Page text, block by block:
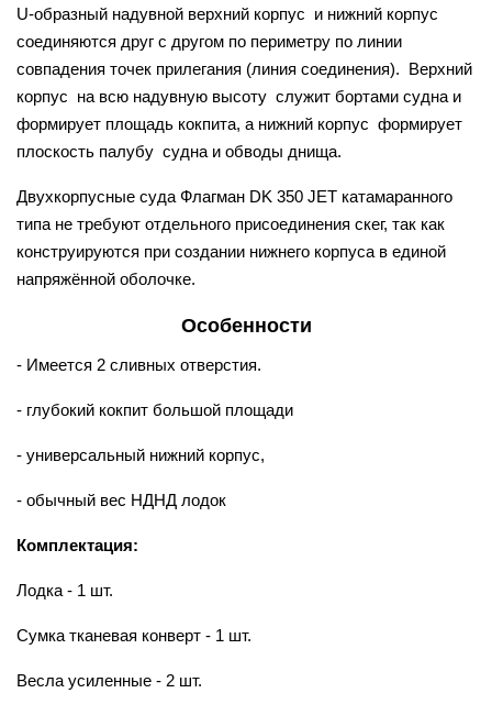
U-образный надувной верхний корпус и нижний корпус
соединяются друг с другом по периметру по линии
совпадения точек прилегания (линия соединения). Верхний
корпус на всю надувную высоту служит бортами судна и
формирует площадь кокпита, а нижний корпус формирует
плоскость палубу судна и обводы днища.
Двухкорпусные суда Флагман DK 350 JET катамаранного
типа не требуют отдельного присоединения скег, так как
конструируются при создании нижнего корпуса в единой
напряжённой оболочке.
Особенности
- Имеется 2 сливных отверстия.
- глубокий кокпит большой площади
- универсальный нижний корпус,
- обычный вес НДНД лодок
Комплектация:
Лодка - 1 шт.
Сумка тканевая конверт - 1 шт.
Весла усиленные - 2 шт.